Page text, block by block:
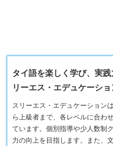
タイ語を楽しく学び、実
リーエス・エデュケーシ
スリーエス・エデュケーション
ら上級者まで、各レベルに合わ
ています。個別指導や少人数制
力の向上を目指します。また、